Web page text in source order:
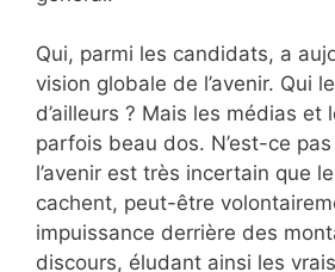
Qui, parmi les candidats, a
vision globale de l’avenir. Qui
d’ailleurs ? Mais les médias et
parfois beau dos. N’est-ce
l’avenir est très incertain que
cachent, peut-être
impuissance derrière des
discours, éludant ainsi les